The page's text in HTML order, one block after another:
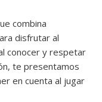
combina
disfrutar al
conocer y respetar
te presentamos
en cuenta al jugar